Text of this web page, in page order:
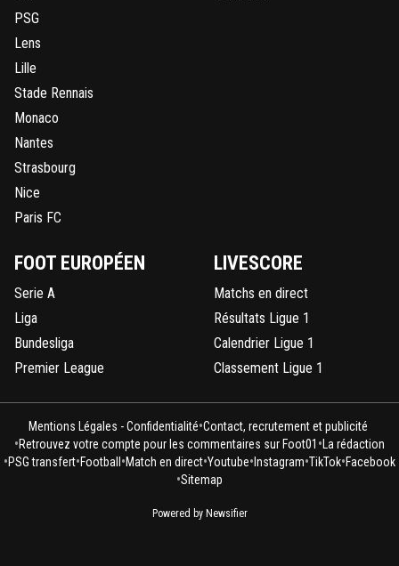
PSG
Lens
Lille
Stade Rennais
Monaco
Nantes
Strasbourg
Nice
Paris FC
FOOT EUROPÉEN
Serie A
Liga
Bundesliga
Premier League
LIVESCORE
Matchs en direct
Résultats Ligue 1
Calendrier Ligue 1
Classement Ligue 1
Mentions Légales - Confidentialité•Contact, recrutement et publicité
•Retrouvez votre compte pour les commentaires sur Foot01 •La rédaction
•PSG transfert•Football•Match en direct•Youtube•Instagram•TikTok•Facebook
•Sitemap
Powered by Newsifier